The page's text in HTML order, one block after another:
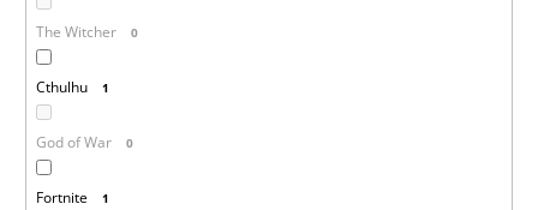
The Witcher 0
Cthulhu 1
God of War 0
Fortnite 1